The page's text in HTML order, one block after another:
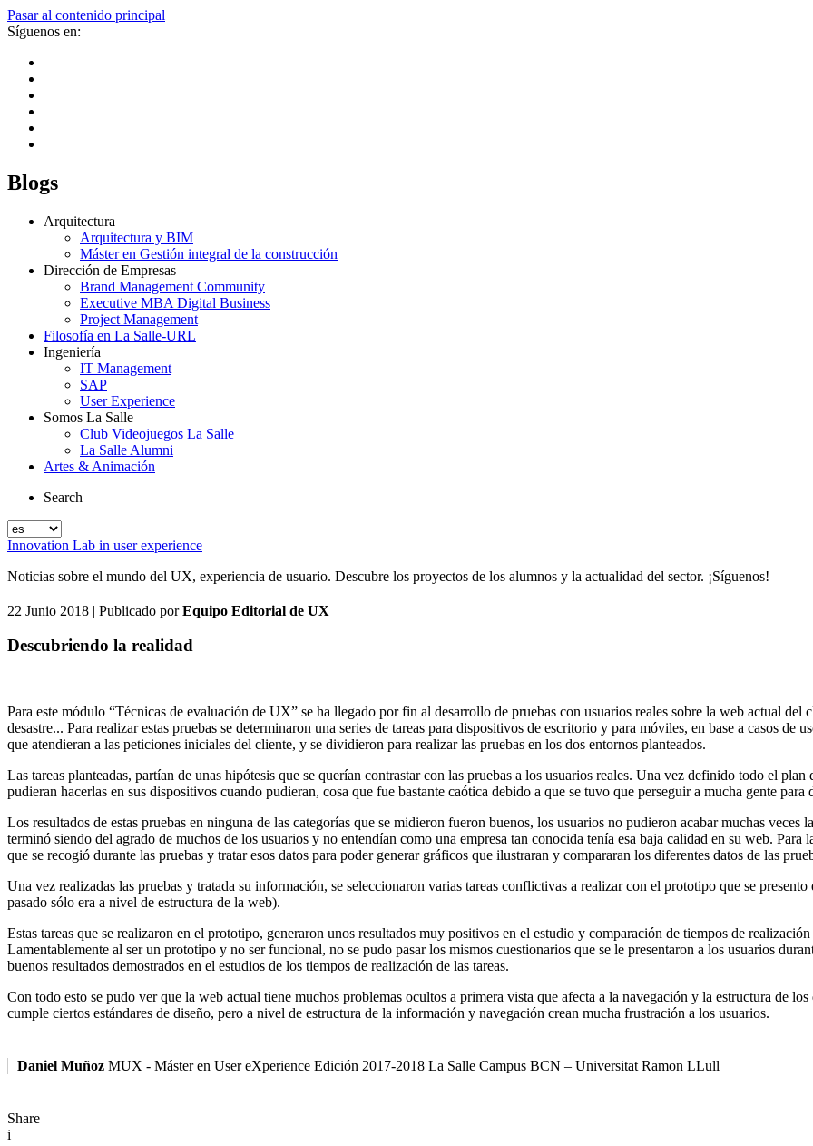
Pasar al contenido principal
Síguenos en:
Blogs
Arquitectura
Arquitectura y BIM
Máster en Gestión integral de la construcción
Dirección de Empresas
Brand Management Community
Executive MBA Digital Business
Project Management
Filosofía en La Salle-URL
Ingeniería
IT Management
SAP
User Experience
Somos La Salle
Club Videojuegos La Salle
La Salle Alumni
Artes & Animación
Search
Innovation Lab in user experience
Noticias sobre el mundo del UX, experiencia de usuario. Descubre los proyectos de los alumnos y la actualidad del sector. ¡Síguenos!
22 Junio 2018 | Publicado porEquipo Editorial de UX
Descubriendo la realidad
Para este módulo “Técnicas de evaluación de UX” se ha llegado por fin al desarrollo de pruebas con usuarios reales sobre la web actual
desastre... Para realizar estas pruebas se determinaron una series de tareas para dispositivos de escritorio y para móviles, en base a casos de
que atendieran a las peticiones iniciales del cliente, y se dividieron para realizar las pruebas en los dos entornos planteados.
Las tareas planteadas, partían de unas hipótesis que se querían contrastar con las pruebas a los usuarios reales. Una vez definido todo el
pudieran hacerlas en sus dispositivos cuando pudieran, cosa que fue bastante caótica debido a que se tuvo que perseguir a mucha gente
Los resultados de estas pruebas en ninguna de las categorías que se midieron fueron buenos, los usuarios no pudieron acabar muchas veces
terminó siendo del agrado de muchos de los usuarios y no entendían como una empresa tan conocida tenía esa baja calidad en su web.
que se recogió durante las pruebas y tratar esos datos para poder generar gráficos que ilustraran y compararan los diferentes datos de las
Una vez realizadas las pruebas y tratada su información, se seleccionaron varias tareas conflictivas a realizar con el prototipo que se
pasado sólo era a nivel de estructura de la web).
Estas tareas que se realizaron en el prototipo, generaron unos resultados muy positivos en el estudio y comparación de tiempos de
Lamentablemente al ser un prototipo y no ser funcional, no se pudo pasar los mismos cuestionarios que se le presentaron a los usuarios
buenos resultados demostrados en el estudios de los tiempos de realización de las tareas.
Con todo esto se pudo ver que la web actual tiene muchos problemas ocultos a primera vista que afecta a la navegación y la estructura de
cumple ciertos estándares de diseño, pero a nivel de estructura de la información y navegación crean mucha frustración a los usuarios.
Daniel Muñoz MUX - Máster en User eXperience Edición 2017-2018 La Salle Campus BCN – Universitat Ramon LLull
Share
i